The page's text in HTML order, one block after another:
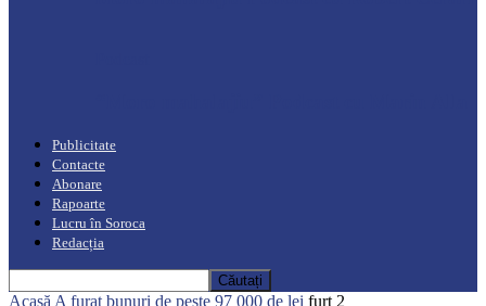
Publicitate
Contacte
Abonare
Rapoarte
Lucru în Soroca
Redacția
Acasă A furat bunuri de peste 97 000 de lei furt 2